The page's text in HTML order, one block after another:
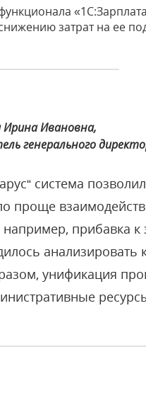
затрат на ее
Ирина Ивановна,
генерального
система
проще
прибавка
унификация